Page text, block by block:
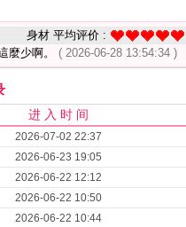
身材 平均评价 :
麼少啊。 ( 2026-06-28 13:54:34 )
进 入 时 间
2026-07-02 22:37
2026-06-23 19:05
2026-06-22 12:12
2026-06-22 10:50
2026-06-22 10:44